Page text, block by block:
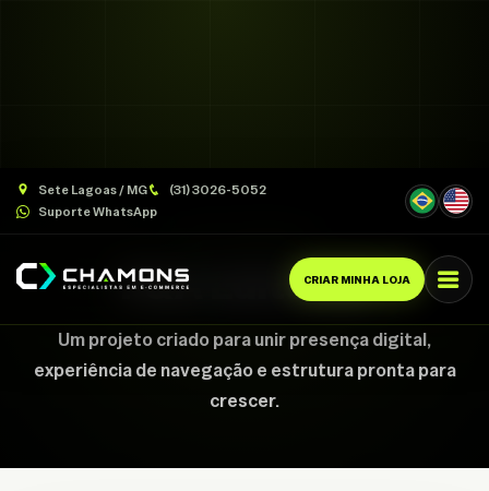
Sete Lagoas / MG
(31) 3026-5052
Suporte WhatsApp
CRIAR MINHA LOJA
P&A Editorial
Um projeto criado para unir presença digital,
experiência de navegação e estrutura pronta para
crescer.